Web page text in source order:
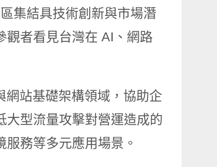
集結具技術創新與市場潛
觀者看見台灣在 AI、網路
網站基礎架構領域，協助企
大型流量攻擊對營運造成的
務等多元應用場景。